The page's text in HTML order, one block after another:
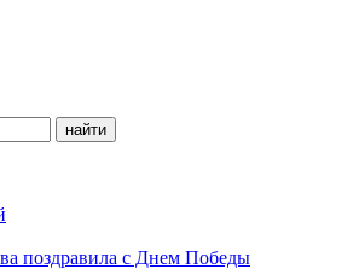
поздравила с Днем Победы